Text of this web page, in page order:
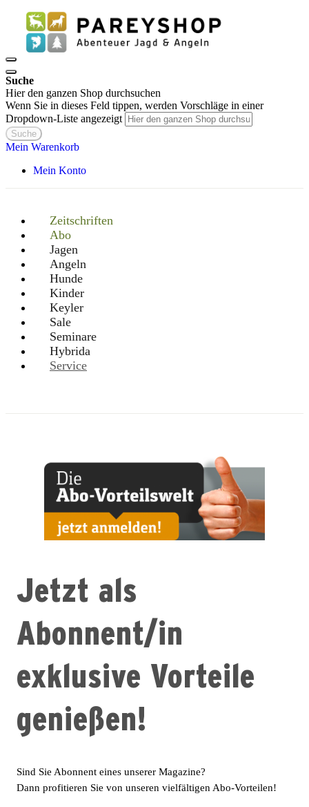
Suche
Hier den ganzen Shop durchsuchen
Wenn Sie in dieses Feld tippen, werden Vorschläge in einer
Dropdown-Liste angezeigt
Suche
Mein Warenkorb
Mein Konto
Zeitschriften
Abo
Jagen
Angeln
Hunde
Kinder
Keyler
Sale
Seminare
Hybrida
Service
Jetzt als
Abonnent/in
exklusive Vorteile
genießen!
Sind Sie Abonnent eines unserer Magazine?
Dann profitieren Sie von unseren vielfältigen Abo-Vorteilen!